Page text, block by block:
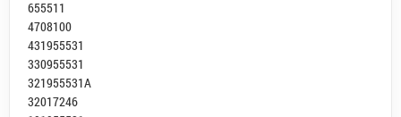
655511
4708100
431955531
330955531
321955531A
32017246